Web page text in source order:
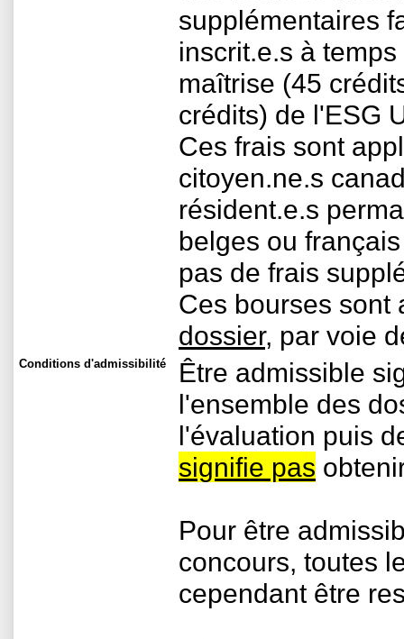
supplémentaires
inscrit.e.s à
maîtrise (45
crédits) de l'ESG
Ces frais sont
citoyen.ne.s
résident.e.s
belges ou
pas de frais
Ces bourses
dossier, par voie
Conditions d'admissibilité
Être admissible
l'ensemble des
l'évaluation puis
signifie pas
Pour être
concours, toutes
cependant être